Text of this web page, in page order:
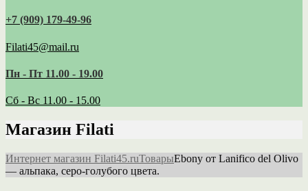
+7 (909) 179‑49-96
Filati45@mail.ru
Пн - Пт 11.00 - 19.00
Сб - Вс 11.00 - 15.00
Магазин Filati
Интернет магазин Filati45.ruТоварыEbony от Lanifico del Olivo
— альпака, серо-голубого цвета.